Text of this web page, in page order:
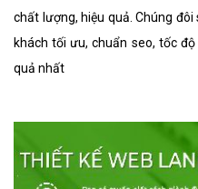
chất lượng, hiệu quả. Chúng
khách tối ưu, chuẩn seo, tốc
quả nhất